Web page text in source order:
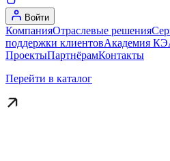
Войти
КомпанияОтраслевые решения
поддержки клиентовАкадемия
ПроектыПартнёрамКонтакты
Перейти в каталог